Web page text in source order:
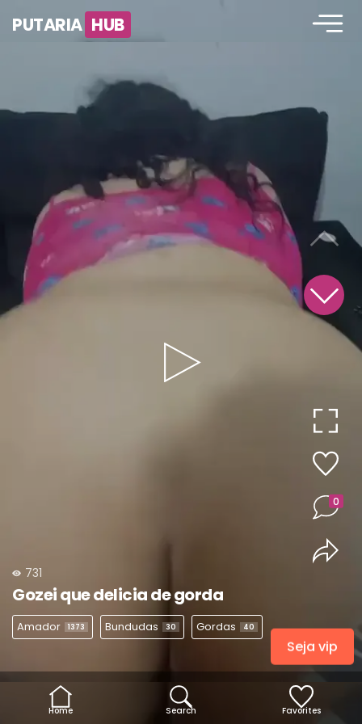
PUTARIA HUB
Play
731
Gozei que delicia de gorda
Amador 1373 Bundudas 30 Gordas 40
0
Home Search Favorites
Seja vip